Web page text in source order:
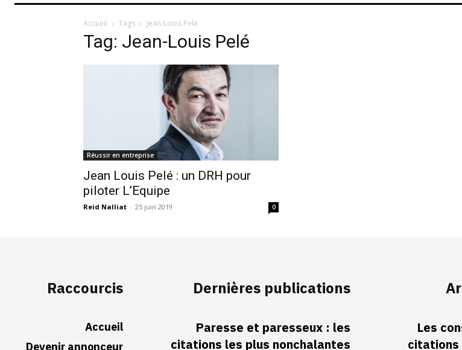
Accueil Tags Jean-Louis Pelé
Tag: Jean-Louis Pelé
Réussir en entreprise
Jean Louis Pelé : un DRH pour
piloter L’Equipe
Reid Nalliat - 25 juin 2019 0
Raccourcis
Accueil
Devenir annonceur
Dernières publications
Paresse et paresseux : les
citations les plus nonchalantes
Les
citations